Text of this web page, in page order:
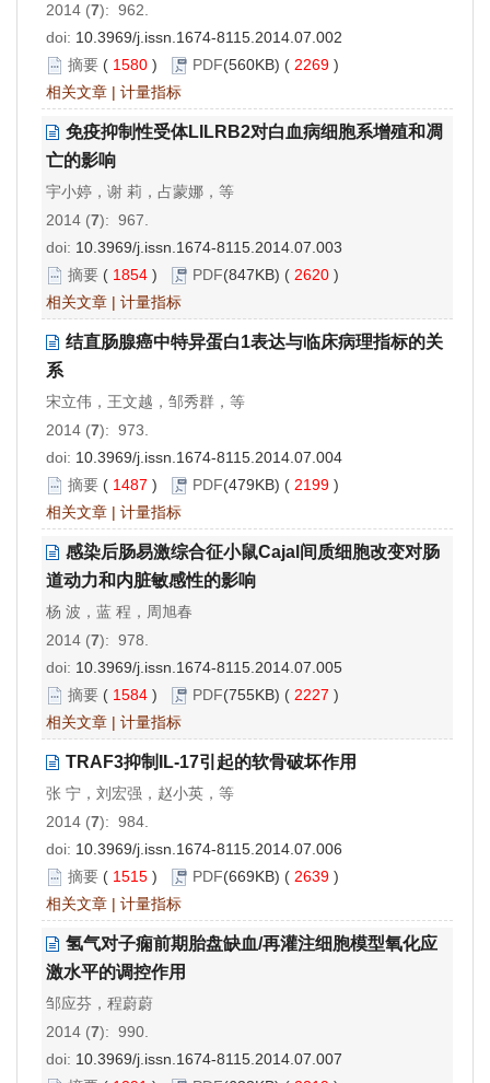
2014 (7): 962.
doi: 10.3969/j.issn.1674-8115.2014.07.002
摘要 ( 1580 ) PDF(560KB) ( 2269 )
相关文章 | 计量指标
免疫抑制性受体LILRB2对白血病细胞系增殖和凋
亡的影响
宇小婷，谢 莉，占蒙娜，等
2014 (7): 967.
doi: 10.3969/j.issn.1674-8115.2014.07.003
摘要 ( 1854 ) PDF(847KB) ( 2620 )
相关文章 | 计量指标
结直肠腺癌中特异蛋白1表达与临床病理指标的关
系
宋立伟，王文越，邹秀群，等
2014 (7): 973.
doi: 10.3969/j.issn.1674-8115.2014.07.004
摘要 ( 1487 ) PDF(479KB) ( 2199 )
相关文章 | 计量指标
感染后肠易激综合征小鼠Cajal间质细胞改变对肠
道动力和内脏敏感性的影响
杨 波，蓝 程，周旭春
2014 (7): 978.
doi: 10.3969/j.issn.1674-8115.2014.07.005
摘要 ( 1584 ) PDF(755KB) ( 2227 )
相关文章 | 计量指标
TRAF3抑制IL-17引起的软骨破坏作用
张 宁，刘宏强，赵小英，等
2014 (7): 984.
doi: 10.3969/j.issn.1674-8115.2014.07.006
摘要 ( 1515 ) PDF(669KB) ( 2639 )
相关文章 | 计量指标
氢气对子痫前期胎盘缺血/再灌注细胞模型氧化应
激水平的调控作用
邹应芬，程蔚蔚
2014 (7): 990.
doi: 10.3969/j.issn.1674-8115.2014.07.007